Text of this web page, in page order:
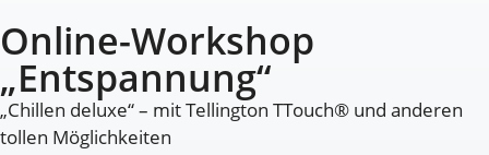
Online-Workshop
„Entspannung“
„Chillen deluxe“ – mit Tellington TTouch® und anderen
tollen Möglichkeiten